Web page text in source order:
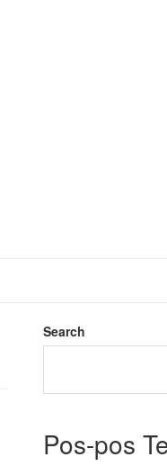
Search
Pos-pos